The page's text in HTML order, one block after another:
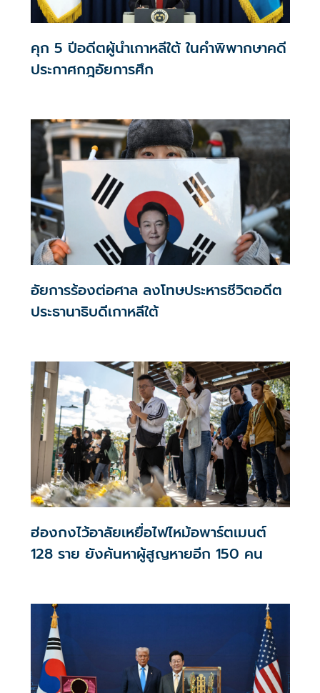
คุก 5 ปีอดีตผู้นำเกาหลีใต้ ในคำพิพากษาคดี
ประกาศกฎอัยการศึก
อัยการร้องต่อศาล ลงโทษประหารชีวิตอดีต
ประธานาธิบดีเกาหลีใต้
ฮ่องกงไว้อาลัยเหยื่อไฟไหม้อพาร์ตเมนต์
128 ราย ยังค้นหาผู้สูญหายอีก 150 คน